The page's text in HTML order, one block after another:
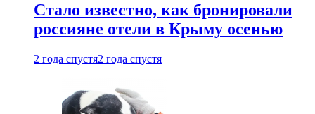
Стало известно, как бронировали
россияне отели в Крыму осенью
2 года спустя2 года спустя